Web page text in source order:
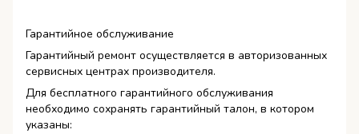
Гарантийное обслуживание
Гарантийный ремонт осуществляется в авторизованных
сервисных центрах производителя.
Для бесплатного гарантийного обслуживания
необходимо сохранять гарантийный талон, в котором
указаны: